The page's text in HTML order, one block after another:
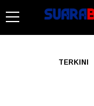
TERKINI